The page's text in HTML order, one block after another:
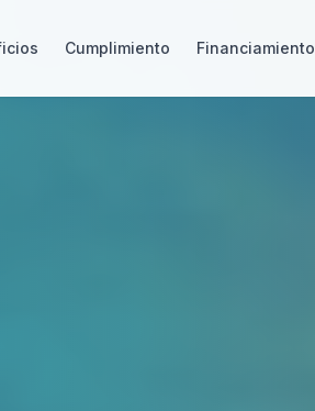
Cumplimiento Financiamiento